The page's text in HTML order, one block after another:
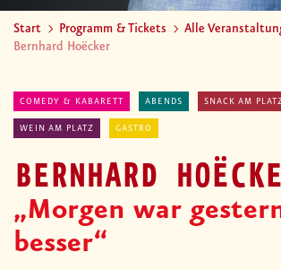
Start Programm & Tickets
Alle
Bernhard Hoëcker
COMEDY & KABARETT ABENDS SNACK AM
WEIN AM PLATZ GASTRO
BERNHARD
„Morgen war
besser“